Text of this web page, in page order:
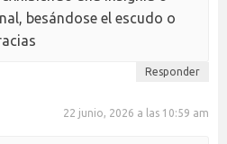
besándose el escudo o
Responder
22 junio, 2026 a las 10:59 am